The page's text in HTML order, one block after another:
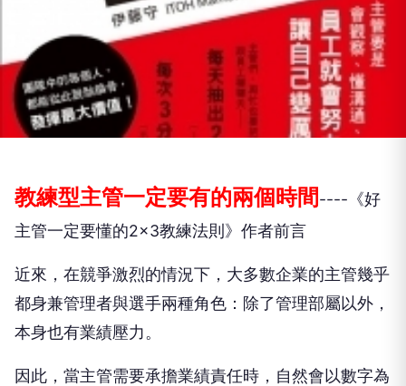
教練型主管一定要有的兩個時間----《好
主管一定要懂的2×3教練法則》作者前言
近來，在競爭激烈的情況下，大多數企業的主管幾乎
都身兼管理者與選手兩種角色：除了管理部屬以外，
本身也有業績壓力。
因此，當主管需要承擔業績責任時，自然會以數字為